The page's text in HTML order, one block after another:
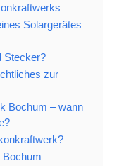
Solargerätes
Stecker?
zur
Bochum – wann
Bochum